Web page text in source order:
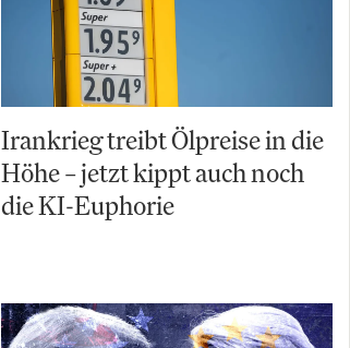
Irankrieg treibt Ölpreise in die
Höhe – jetzt kippt auch noch
die KI-Euphorie